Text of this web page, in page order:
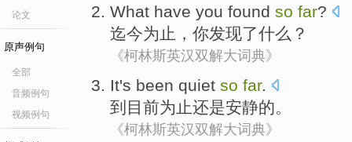
论文
原声例句
全部
音频例句
视频例句
What have you found so far?
迄今为止， 你发现了什么 ？
《柯林斯英汉双解大词典》
It's been quiet so far.
到目前为止还是安静的 。
《柯林斯英汉双解大词典》